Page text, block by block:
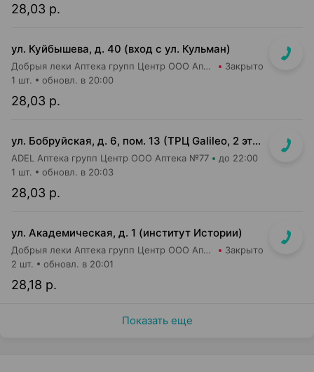
28,03 р.
ул. Куйбышева, д. 40 (вход с ул. Кульман)
Добрыя леки Аптека групп Центр ООО Аптека №2 Закрыто
28,03 р.
1 шт. обновл. в 20:00
ул. Бобруйская, д. 6, пом. 13 (ТРЦ Galileo, 2 этаж, рядом с м-ом "Соседи")
ADEL Аптека групп Центр ООО Аптека №77 до 22:00
28,03 р.
1 шт. обновл. в 20:03
ул. Академическая, д. 1 (институт Истории)
Добрыя леки Аптека групп Центр ООО Аптека №27 Закрыто
28,18 р.
2 шт. обновл. в 20:01
Показать еще